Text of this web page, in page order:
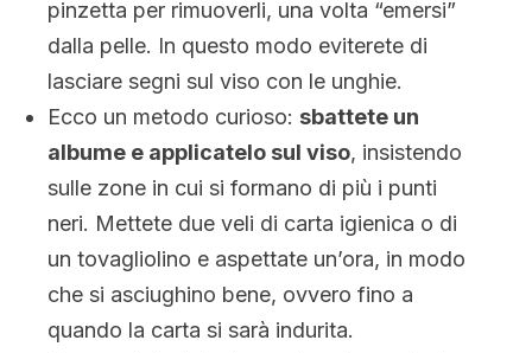
pinzetta per rimuoverli, una volta “emersi”
dalla pelle. In questo modo eviterete di
lasciare segni sul viso con le unghie.
Ecco un metodo curioso: sbattete un
albume e applicatelo sul viso, insistendo
sulle zone in cui si formano di più i punti
neri. Mettete due veli di carta igienica o di
un tovagliolino e aspettate un’ora, in modo
che si asciughino bene, ovvero fino a
quando la carta si sarà indurita.